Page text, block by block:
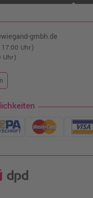
gmbh.de
Uhr)
Uhr)